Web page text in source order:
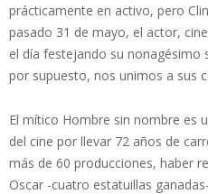
prácticamente en activo, pero
pasado 31 de mayo, el actor,
el día festejando su
por supuesto, nos unimos a sus
El mítico Hombre sin nombre es
del cine por llevar 72 años de
más de 60 producciones, haber
Oscar -cuatro estatuillas